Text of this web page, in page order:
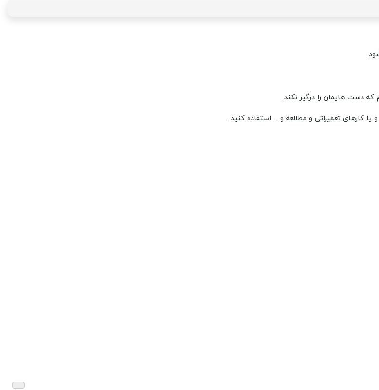
که دست هایمان را درگیر نکند.
یا کارهای تعمیراتی و مطالعه و… استفاده کنید.